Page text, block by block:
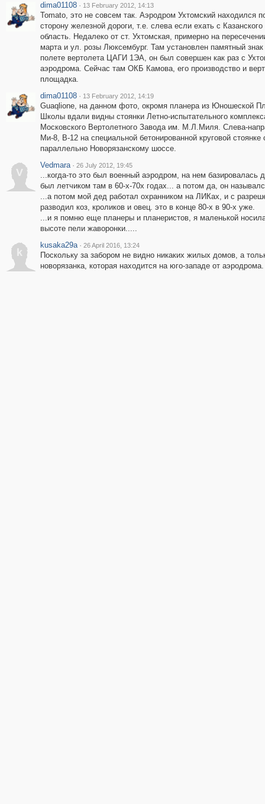
dima01108 · 13 February 2012, 14:13
Tomato, это не совсем так. Аэродром Ухтомский находился
сторону железной дороги, т.е. слева если ехать с Казанского
область. Недалеко от ст. Ухтомская, примерно на
марта и ул. розы Люксембург. Там установлен памятный
полете вертолета ЦАГИ 1ЭА, он был совершен как раз с
аэродрома. Сейчас там ОКБ Камова, его производство и
площадка.
dima01108 · 13 February 2012, 14:19
Guaqlione, на данном фото, окромя планера из Юношеской
Школы вдали видны стоянки Летно-испытательного
Московского Вертолетного Завода им. М.Л.Миля. Слева-
Ми-8, В-12 на специальной бетонированной круговой
параллельно Новорязанскому шоссе.
V
Vedmara · 26 July 2012, 19:45
...когда-то это был военный аэродром, на нем базировалась
был летчиком там в 60-х-70х годах... а потом да, он
...а потом мой дед работал охранником на ЛИКах, и с
разводил коз, кроликов и овец. это в конце 80-х в 90-х уже.
...и я помню еще планеры и планеристов, я маленькой
высоте пели жаворонки.....
k
kusaka29a · 26 April 2016, 13:24
Поскольку за забором не видно никаких жилых домов, а
новорязанка, которая находится на юго-западе от